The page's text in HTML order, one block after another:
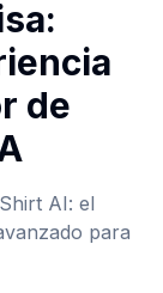
de
AI: el
para